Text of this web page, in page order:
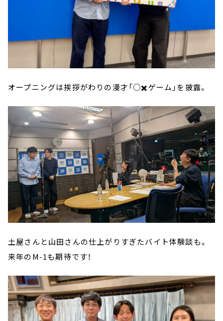
オープニングは挨拶がわりの漫才「○✖️ゲーム」を披露。
土屋さんと山田さんの仕上がりすぎたバイト体験談も。
来年のM-1も期待です！